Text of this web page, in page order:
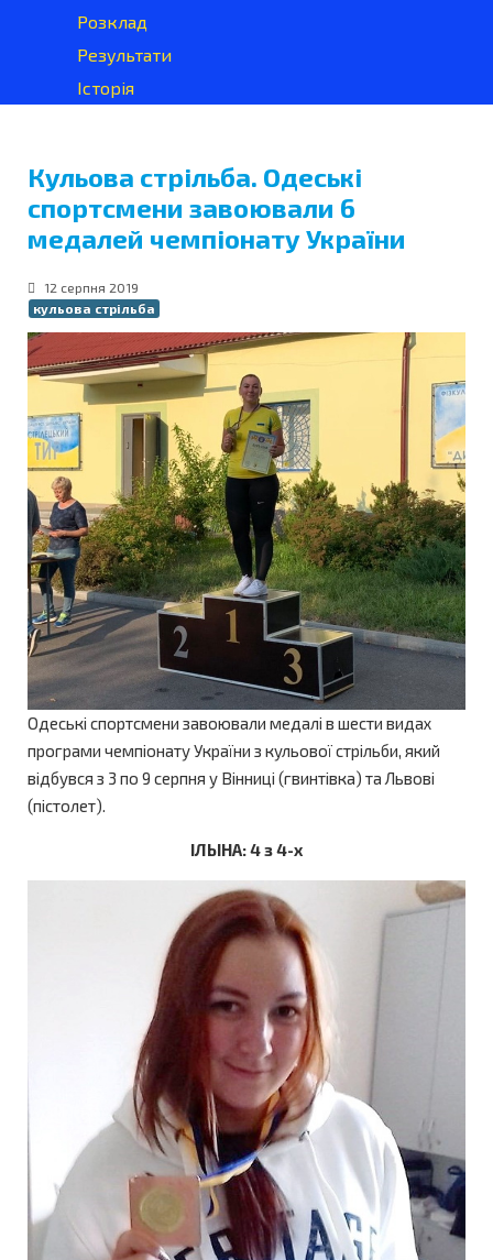
Розклад
Результати
Історія
Кульова стрільба. Одеські
спортсмени завоювали 6
медалей чемпіонату України
12 серпня 2019
кульова стрільба
Одеські спортсмени завоювали медалі в шести видах
програми чемпіонату України з кульової стрільби, який
відбувся з 3 по 9 серпня у Вінниці (гвинтівка) та Львові
(пістолет).
ІЛЬІНА: 4 з 4-х